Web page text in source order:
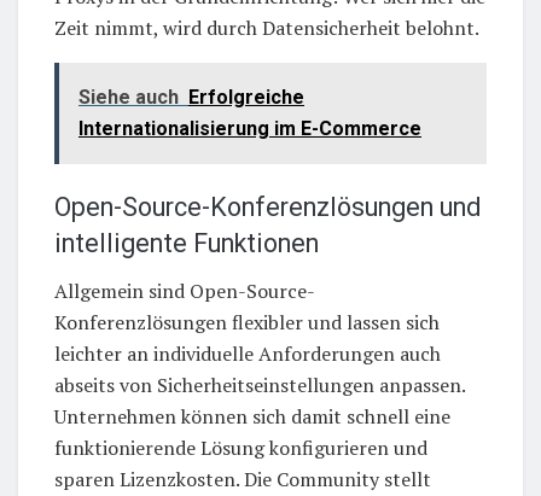
Zeit nimmt, wird durch Datensicherheit belohnt.
Siehe auch Erfolgreiche
Internationalisierung im E-Commerce
Open-Source-Konferenzlösungen und
intelligente Funktionen
Allgemein sind Open-Source-
Konferenzlösungen flexibler und lassen sich
leichter an individuelle Anforderungen auch
abseits von Sicherheitseinstellungen anpassen.
Unternehmen können sich damit schnell eine
funktionierende Lösung konfigurieren und
sparen Lizenzkosten. Die Community stellt